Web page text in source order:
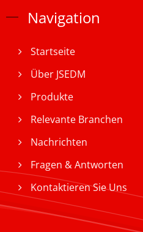
Navigation
Startseite
Über JSEDM
Produkte
Relevante Branchen
Nachrichten
Fragen & Antworten
Kontaktieren Sie Uns